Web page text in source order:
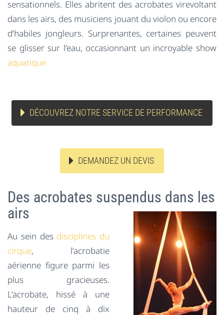
sensationnels. Elles abritent des acrobates virevoltant
dans les airs, des musiciens jouant du violon ou encore
d’habiles jongleurs. Surprenantes, certaines peuvent
se glisser sur l’eau, occasionnant un incroyable show
aquatique
DÉCOUVREZ NOTRE SERVICE DE PERFORMANCE
DEMANDEZ UN DEVIS
Des acrobates suspendus dans les
airs
Au sein des disciplines du
cirque, l’acrobatie
aérienne figure parmi les
plus gracieuses.
L’acrobate, hissé à une
hauteur de cinq à dix